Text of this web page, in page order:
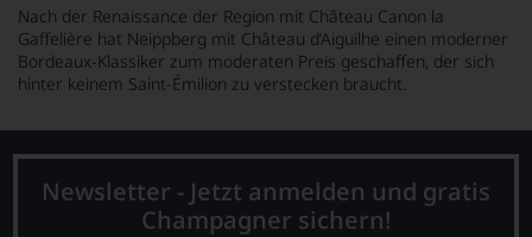
Nach der Renaissance der Region mit Château Canon la
Gaffelière hat Neippberg mit Château d’Aiguilhe einen moderner
Bordeaux-Klassiker zum moderaten Preis geschaffen, der sich
hinter keinem Saint-Émilion zu verstecken braucht.
Newsletter - Jetzt anmelden und gratis
Champagner sichern!